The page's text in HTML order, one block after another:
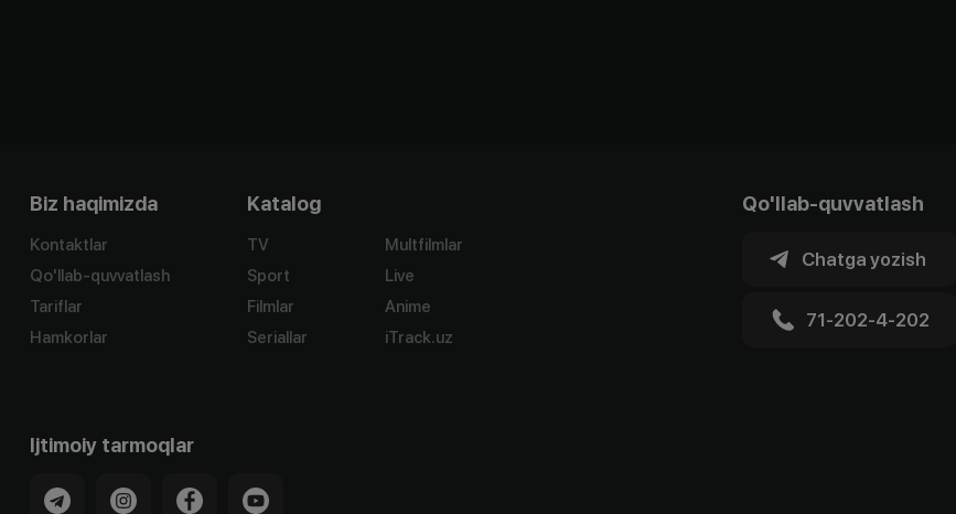
Biz haqimizda
Kontaktlar
Qo'llab-quvvatlash
Tariflar
Hamkorlar
Katalog
TV
Sport
Filmlar
Seriallar
Multfilmlar
Live
Anime
iTrack.uz
Qo'llab-quvvatlash
Chatga yozish
71-202-4-202
Ijtimoiy tarmoqlar